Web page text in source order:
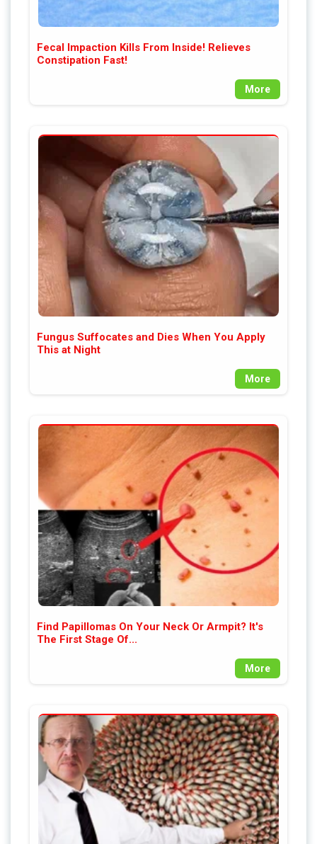
Fecal Impaction Kills From Inside! Relieves
Constipation Fast!
More
Fungus Suffocates and Dies When You Apply
This at Night
More
Find Papillomas On Your Neck Or Armpit? It's
The First Stage Of...
More